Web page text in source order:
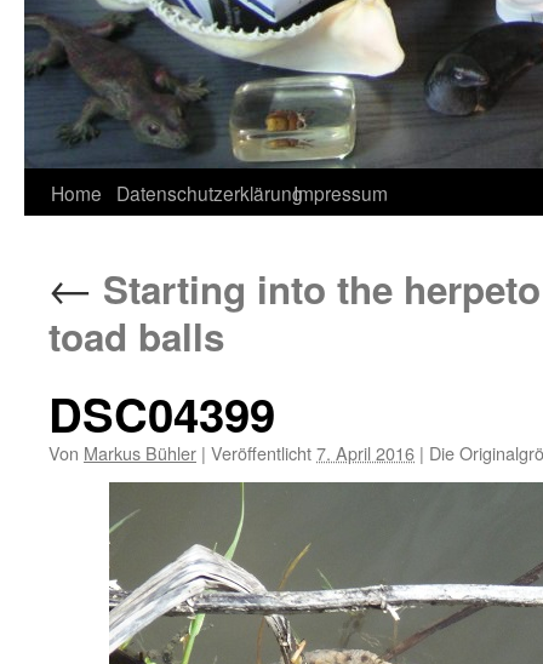
Home DatenschutzerklärungImpressum
← Starting into the
toad balls
DSC04399
Von Markus Bühler | Veröffentlicht7. April 2016 | Die